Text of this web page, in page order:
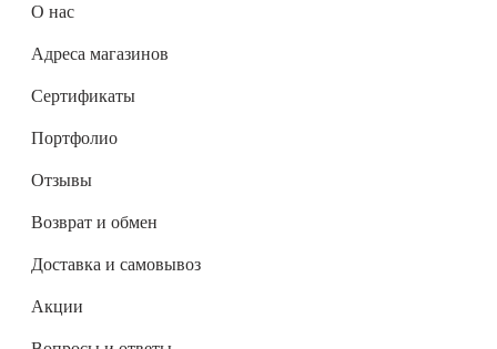
О нас
Адреса магазинов
Сертификаты
Портфолио
Отзывы
Возврат и обмен
Доставка и самовывоз
Акции